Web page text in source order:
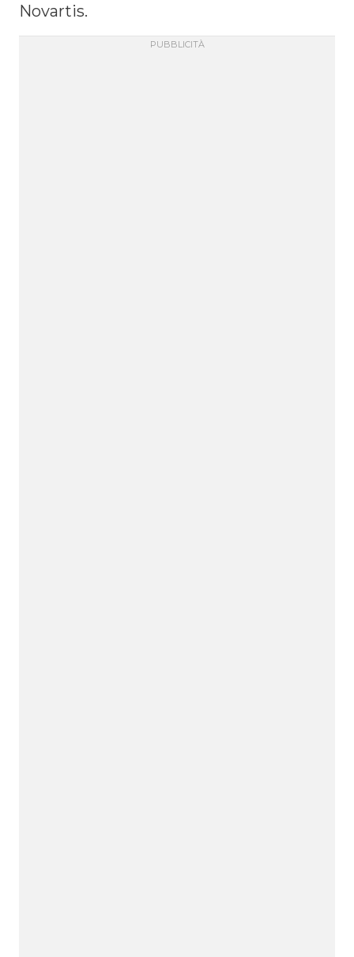
Novartis.